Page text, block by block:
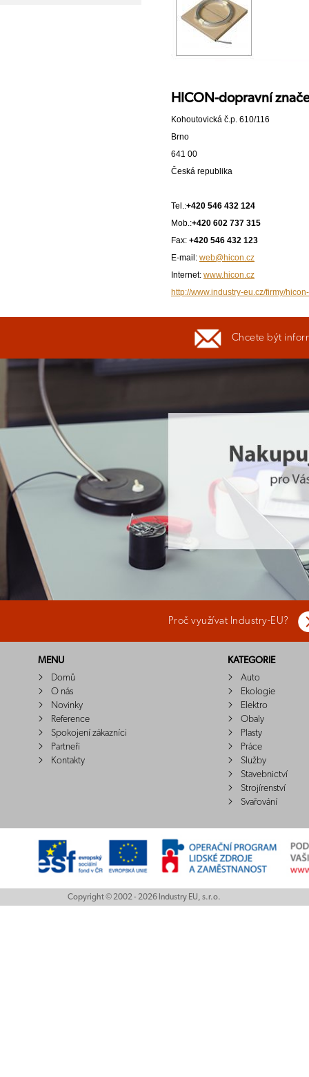
HICON-dopravní
Kohoutovická č.p. 610/116
Brno
641 00
Česká republika
Tel.:+420 546 432 124
Mob.:+420 602 737 315
Fax: +420 546 432 123
E-mail: web@hicon.cz
Internet: www.hicon.cz
http://www.industry-eu.cz/firmy/
Chcete být
Proč využívat Industry-EU?
MENU
Domů
O nás
Novinky
Reference
Spokojení zákazníci
Partneři
Kontakty
KATEGORIE
Auto
Ekologie
Elektro
Obaly
Plasty
Práce
Služby
Stavebnictví
Strojírenství
Svařování
Copyright © 2002 - 2026 Industry EU, s.r.o.